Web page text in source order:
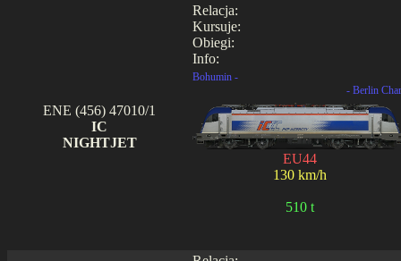
Relacja:
Kursuje:
Obiegi:
Info:
ENE (456) 47010/1
IC
NIGHTJET
Bohumin -
- Berlin
EU44
130 km/h
510 t